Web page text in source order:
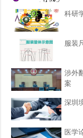
科研
服装
涉外
案
深圳
医学